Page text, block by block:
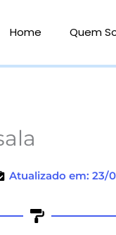
Home Quem
Atualizado em: 23/